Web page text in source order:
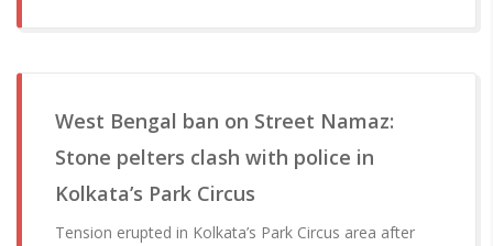
West Bengal ban on Street Namaz:
Stone pelters clash with police in
Kolkata’s Park Circus
Tension erupted in Kolkata’s Park Circus area after